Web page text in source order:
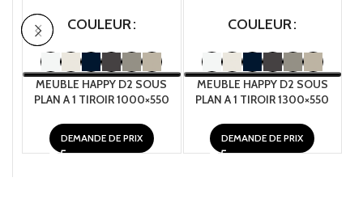
COULEUR
MEUBLE HAPPY D2 SOUS
PLAN A 1 TIROIR 1000×550
DEMANDE DE PRIX
COULEUR
MEUBLE HAPPY D2 SOUS
PLAN A 1 TIROIR 1300×550
DEMANDE DE PRIX